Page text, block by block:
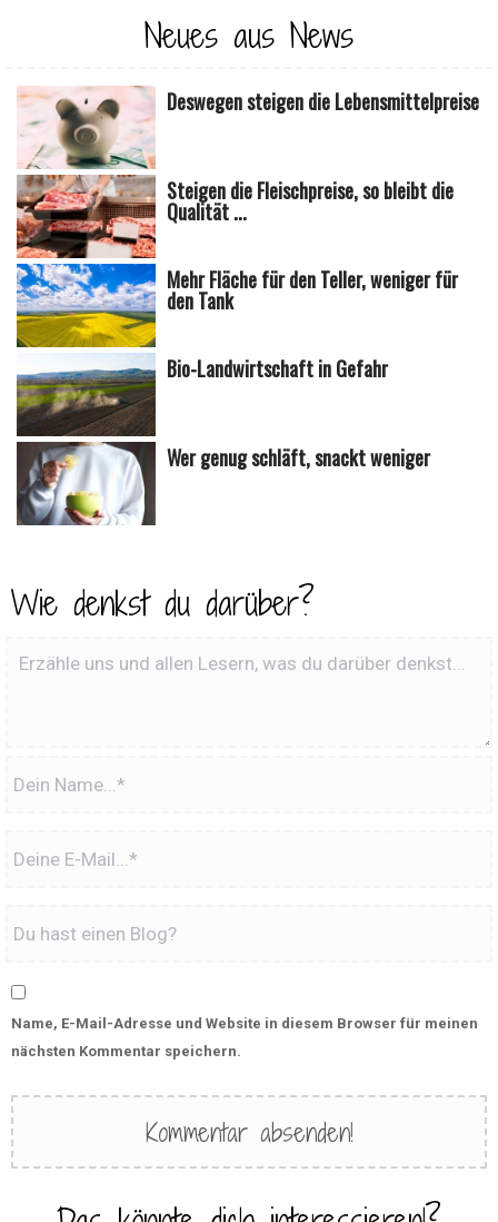
Neues aus News
Deswegen steigen die Lebensmittelpreise
Steigen die Fleischpreise, so bleibt die
Qualität ...
Mehr Fläche für den Teller, weniger für
den Tank
Bio-Landwirtschaft in Gefahr
Wer genug schläft, snackt weniger
Wie denkst du darüber?
Name, E-Mail-Adresse und Website in diesem Browser für meinen
nächsten Kommentar speichern.